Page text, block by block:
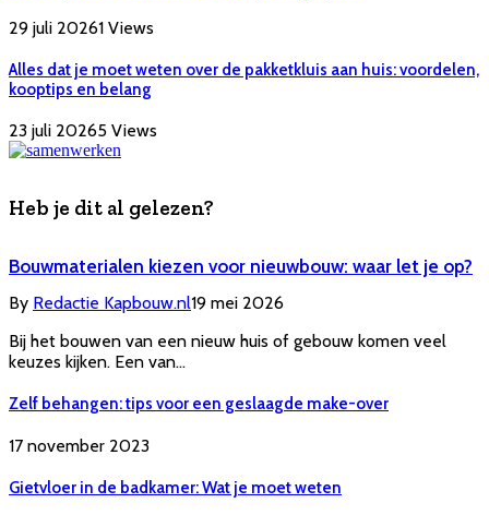
29 juli 20261 Views
Alles dat je moet weten over de pakketkluis aan huis: voordelen,
kooptips en belang
23 juli 20265 Views
Heb je dit al gelezen?
Bouwmaterialen kiezen voor nieuwbouw: waar let je op?
By Redactie Kapbouw.nl19 mei 2026
Bij het bouwen van een nieuw huis of gebouw komen veel
keuzes kijken. Een van…
Zelf behangen: tips voor een geslaagde make-over
17 november 2023
Gietvloer in de badkamer: Wat je moet weten